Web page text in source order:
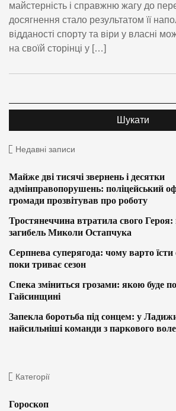
майстерність і справжню жагу до
досягнення стало результатом її
відданості спорту та віри у власні
на своїй сторінці у […]
Недавні записи
Майже дві тисячі звернень і десятки
адмінправопорушень: поліцейський
громади прозвітував про роботу
Тростянеччина втратила свого Героя:
загибель Миколи Остапчука
Серпнева суперягода: чому варто
поки триває сезон
Спека зміниться грозами: якою буде
Гайсинщині
Запекла боротьба під сонцем: у
найсильніші команди з паркового
Категорії
Гороскоп